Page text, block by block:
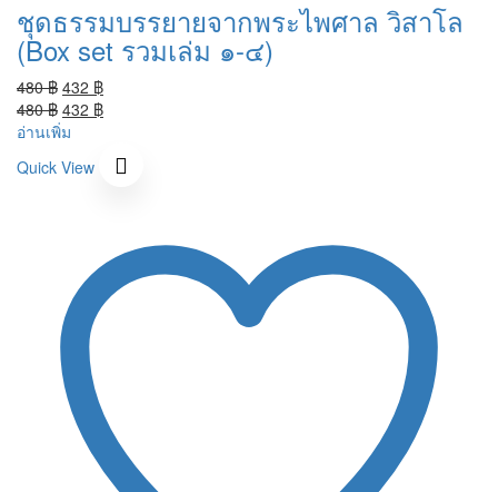
ชุดธรรมบรรยายจากพระไพศาล วิสาโล
(Box set รวมเล่ม ๑-๔)
480฿ Original
price
was:
432 ฿Current
price
432 ฿.
480฿ Original
price
480 ฿.
432 ฿Current
is:
432 ฿.
อ่านเพิ่ม
Quick View